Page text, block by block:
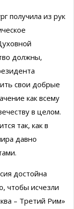
получила из рук
должны,
свои добрые
как всему
в целом.
так, как в
давно
достойна
чтобы исчезли
– Третий Рим»